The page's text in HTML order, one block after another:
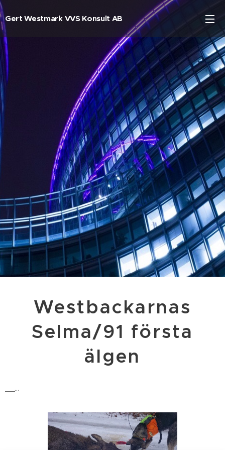
Gert Westmark VVS Konsult AB
Westbackarnas
Selma/91 första
älgen
__...